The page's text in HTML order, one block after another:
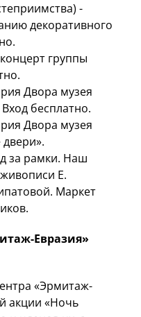
-
декоративного
группы
Двора музея
бесплатно.
Двора музея
за рамки. Наш
Е.
Маркет
Евразия»
«Эрмитаж-
акции «Ночь